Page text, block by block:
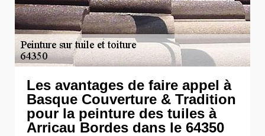
Les avantages de faire appel à
Basque Couverture & Tradition
pour la peinture des tuiles à
Arricau Bordes dans le 64350